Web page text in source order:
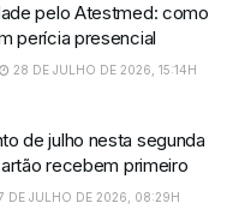
pelo Atestmed: como
perícia presencial
28 DE JULHO DE 2026, 15:14H
de julho nesta segunda
recebem primeiro
DE JULHO DE 2026, 08:29H